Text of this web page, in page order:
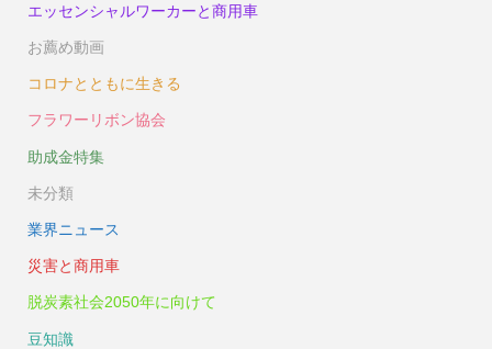
エッセンシャルワーカーと商用車
お薦め動画
コロナとともに生きる
フラワーリボン協会
助成金特集
未分類
業界ニュース
災害と商用車
脱炭素社会2050年に向けて
豆知識